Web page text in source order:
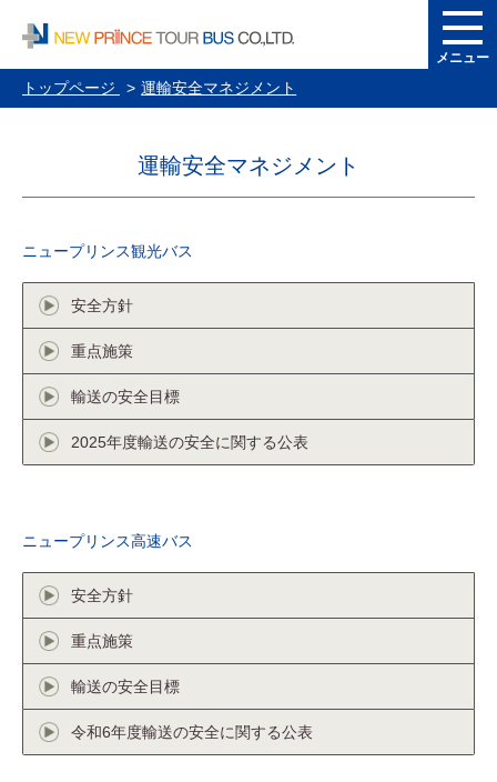
メニュー
トップページ 運輸安全マネジメント
運輸安全マネジメント
ニュープリンス観光バス
安全方針
重点施策
輸送の安全目標
2025年度輸送の安全に関する公表
ニュープリンス高速バス
安全方針
重点施策
輸送の安全目標
令和6年度輸送の安全に関する公表